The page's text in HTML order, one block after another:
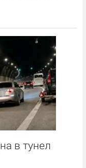
в тунел